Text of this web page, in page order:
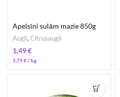
Apelsīni sulām mazie 850g
Augļi, Citrusaugļi
€
1,75€/